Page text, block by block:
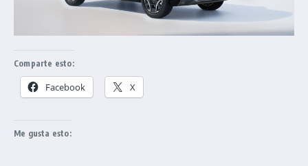
Comparte esto:
Facebook X
Me gusta esto: